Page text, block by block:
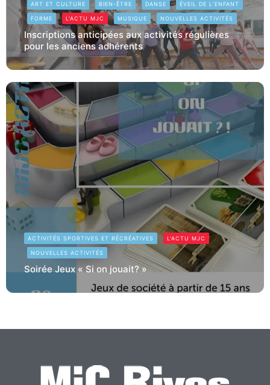
ART ET CULTURE BIEN-ÊTRE DANSE ÉVEIL DE L’ENFANT
FORME L'ACTU MJC MUSIQUE NOUVELLES ACTIVITÉS
Inscriptions anticipées aux activités régulières
pour les anciens adhérents
ACTIVITÉS SPORTIVES ET RÉCRÉATIVES L'ACTU MJC
NOUVELLES ACTIVITÉS
Soirée Jeux « Si on jouait? »